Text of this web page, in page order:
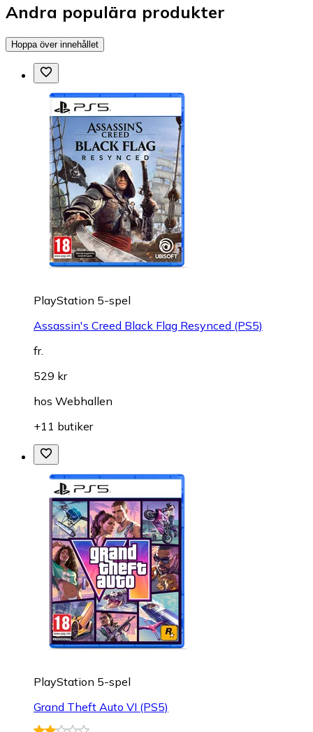
Andra populära produkter
Hoppa över innehållet
PlayStation 5-spel
Assassin's Creed Black Flag Resynced (PS5)
fr.
529 kr
hos Webhallen
+11 butiker
PlayStation 5-spel
Grand Theft Auto VI (PS5)